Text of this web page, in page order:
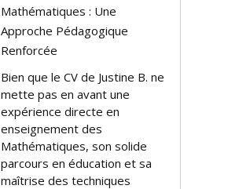
Mathématiques : Une
Approche Pédagogique
Renforcée
Bien que le CV de Justine B. ne
mette pas en avant une
expérience directe en
enseignement des
Mathématiques, son solide
parcours en éducation et sa
maîtrise des techniques